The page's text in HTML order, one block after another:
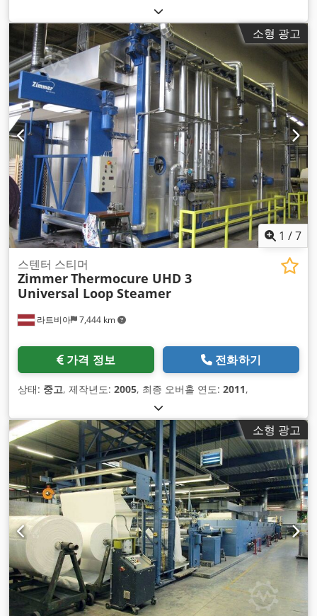
소형 광고
1 /7
라트비아 7,444 km
스텐터 스티머
ZimmerThermocure UHD 3
Universal Loop Steamer
가격 정보 전화하기
상태: 중고, 제작년도: 2005, 최종 오버홀 연도: 2011,
소형 광고